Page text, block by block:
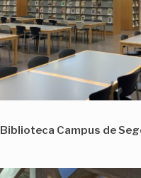
Biblioteca Campus de